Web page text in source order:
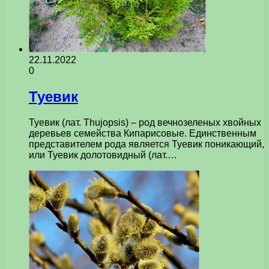
22.11.2022
0
Туевик
Туевик (лат. Thujopsis) – род вечнозеленых хвойных
деревьев семейства Кипарисовые. Единственным
представителем рода является Туевик поникающий,
или Туевик долотовидный (лат.…